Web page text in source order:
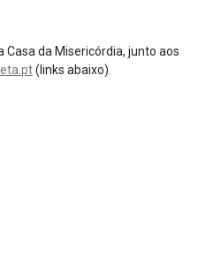
da Misericórdia, junto aos
(links abaixo).